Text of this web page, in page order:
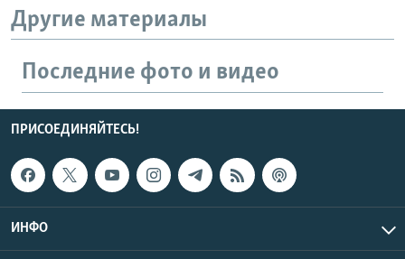
Другие материалы
Последние фото и видео
ПРИСОЕДИНЯЙТЕСЬ!
ИНФО